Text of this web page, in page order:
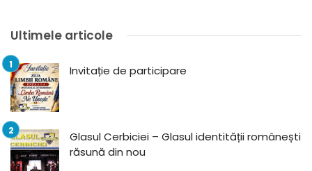
Ultimele articole
Invitație de participare
Glasul Cerbiciei – Glasul identității românești
răsună din nou